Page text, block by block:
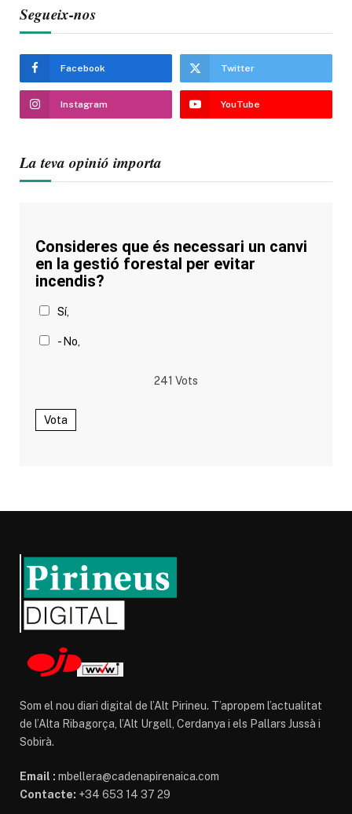
Segueix-nos
Facebook Twitter
Instagram YouTube
La teva opinió importa
Consideres que és necessari un canvi
en la gestió forestal per evitar
incendis?
Sí,
- No,
241 Vots
Vota
Som el nou diari digital de l’Alt Pirineu. T’apropem l’actualitat
de l’Alta Ribagorça, l’Alt Urgell, Cerdanya i els Pallars Jussà i
Sobirà.
Email : mbellera@cadenapirenaica.com
Contacte: +34 653 14 37 29